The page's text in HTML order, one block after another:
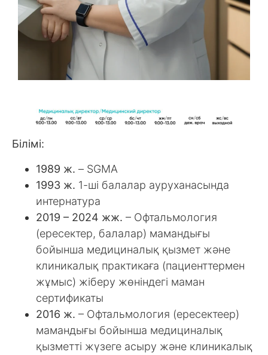
Білімі:
1989 ж. – SGMA
1993 ж. 1-ші балалар ауруханасында
интернатура
2019 – 2024 жж. – Офтальмология
(ересектер, балалар) мамандығы
бойынша медициналық қызмет және
клиникалық практикаға (пациенттермен
жұмыс) жіберу жөніндегі маман
сертификаты
2016 ж. – Офтальмология (ересектеер)
мамандығы бойынша медициналық
қызметті жүзеге асыру және клиникалық